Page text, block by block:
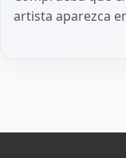
artista aparezca